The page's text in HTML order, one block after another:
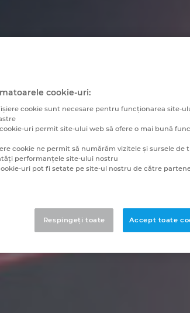
cookie-uri:
cookie sunt necesare pentru funcționarea site-
uri permit site-ului web să ofere o mai bună
cookie ne permit să numărăm vizitele și sursele de
performanțele site-ului nostru
uri pot fi setate pe site-ul nostru de către
Respingeți toate Accept toate